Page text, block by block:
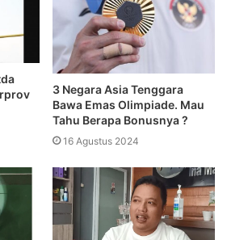
3 Negara Asia Tenggara
Bawa Emas Olimpiade. Mau
Tahu Berapa Bonusnya ?
16 Agustus 2024